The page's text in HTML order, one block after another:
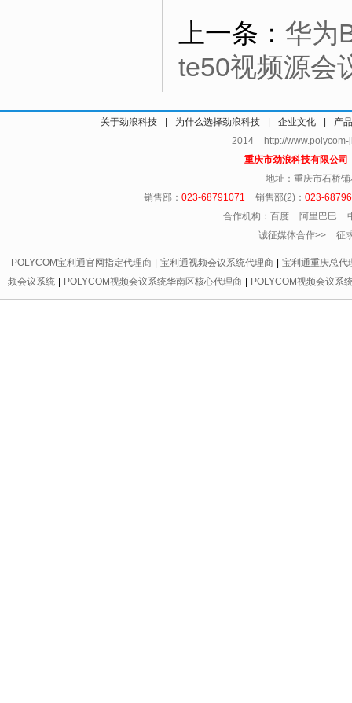
上一条： 华为
te50视频源会
关于劲浪科技 为什么选择劲浪科技 企业文化
产
2014 http://
重庆市劲浪科技有限公
地址：重庆市石桥
销售部： 023-68791071 销售部(2)： 023-
合作机构：百度 阿里巴巴
诚征媒体合作>> 征
POLYCOM宝利通官网指定代理商 宝利通视频会议系统代理商
宝利通重庆总代
频会议系统
POLYCOM视频会议系统华南区核心代理商
POLYCOM视频会议系
代理商 | 宝利通会议电话区域总代理 | 重庆宝利通 | 重庆led显示屏 | 重庆宝利通 |